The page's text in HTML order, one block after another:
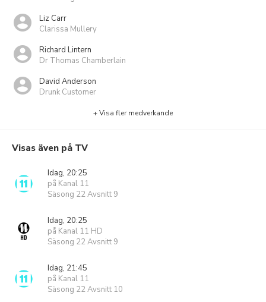
Liz Carr
Clarissa Mullery
Richard Lintern
Dr Thomas Chamberlain
David Anderson
Drunk Customer
+ Visa fler medverkande
Visas även på TV
Idag, 20:25
på Kanal 11
Säsong 22 Avsnitt 9
Idag, 20:25
på Kanal 11 HD
Säsong 22 Avsnitt 9
Idag, 21:45
på Kanal 11
Säsong 22 Avsnitt 10